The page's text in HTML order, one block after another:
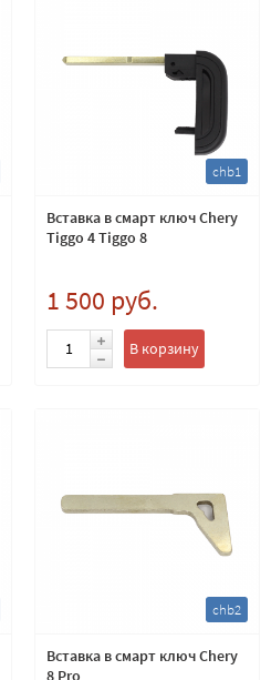
chb1
Вставка в смарт ключ Chery
Tiggo 4 Tiggo 8
1 500 руб.
В корзину
chb2
Вставка в смарт ключ Chery
8 Pro